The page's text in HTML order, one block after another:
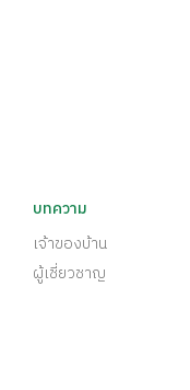
บทความ
เจ้าของบ้าน
ผู้เชี่ยวชาญ